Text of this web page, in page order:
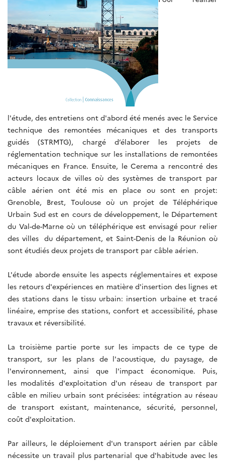
l'étude, des entretiens ont d'abord été menés avec le Service
technique des remontées mécaniques et des transports
guidés (STRMTG), chargé d’élaborer les projets de
réglementation technique sur les installations de remontées
mécaniques en France. Ensuite, le Cerema a rencontré des
acteurs locaux de villes où des systèmes de transport par
câble aérien ont été mis en place ou sont en projet:
Grenoble, Brest, Toulouse où un projet de Téléphérique
Urbain Sud est en cours de développement, le Département
du Val-de-Marne où un téléphérique est envisagé pour relier
des villes du département, et Saint-Denis de la Réunion où
sont étudiés deux projets de transport par câble aérien.
L'étude aborde ensuite les aspects réglementaires et expose
les retours d'expériences en matière d'insertion des lignes et
des stations dans le tissu urbain: insertion urbaine et tracé
linéaire, emprise des stations, confort et accessibilité, phase
travaux et réversibilité.
La troisième partie porte sur les impacts de ce type de
transport, sur les plans de l'acoustique, du paysage, de
l'environnement, ainsi que l'impact économique. Puis,
les modalités d'exploitation d'un réseau de transport par
câble en milieu urbain sont précisées: intégration au réseau
de transport existant, maintenance, sécurité, personnel,
coût d'exploitation.
Par ailleurs, le déploiement d'un transport aérien par câble
nécessite un travail plus partenarial que d'habitude avec les